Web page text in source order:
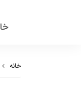
خانه